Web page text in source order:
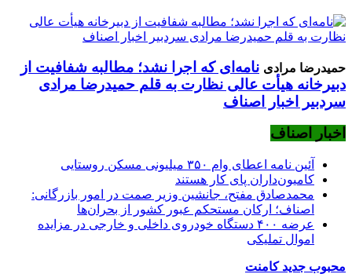
حمیدرضا مرادی نامه‌ای که اجرا نشد؛ مطالبه شفافیت از
دبیرخانه هیأت عالی نظارت به قلم حمیدرضا مرادی
سردبیر اخبار اصناف
اخبار اصناف
آئین نامه اعطای وام ۳۵۰ میلیونی مسکن روستایی
کامیون‌داران پای کار هستند
محمدصادق مفتح، جانشین وزیر صمت در امور بازرگانی:
اصناف؛ ارکان مستحکم عبور کشور از بحران‌ها
عرضه ۴۰۰ دستگاه خودروی داخلی و خارجی در مزایده
اموال تملیکی
محبوب جدیدکامنت